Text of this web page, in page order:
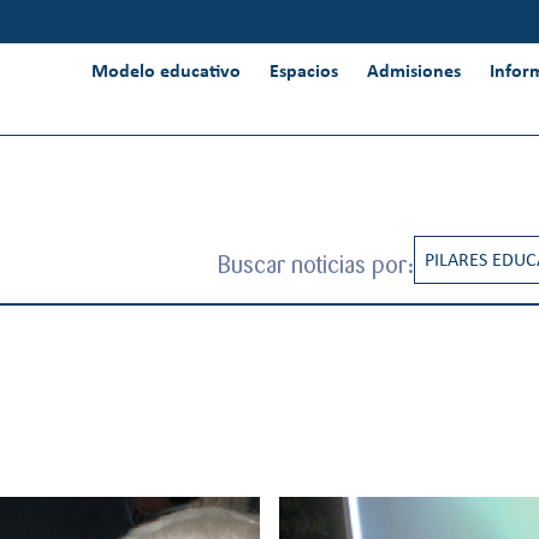
Modelo educativo Espacios Admisiones
Buscar noticias por: PILARES
CREATIVIDAD